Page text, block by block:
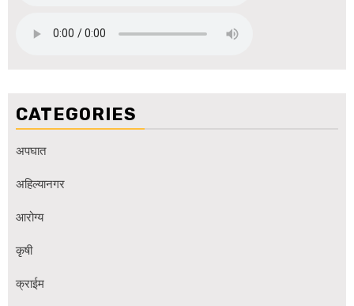
CATEGORIES
अपघात
अहिल्यानगर
आरोग्य
कृषी
क्राईम